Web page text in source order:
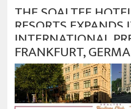
THE SOALTEE
RESORTS EXPANDS
INTERNATIONAL
FRANKFURT,